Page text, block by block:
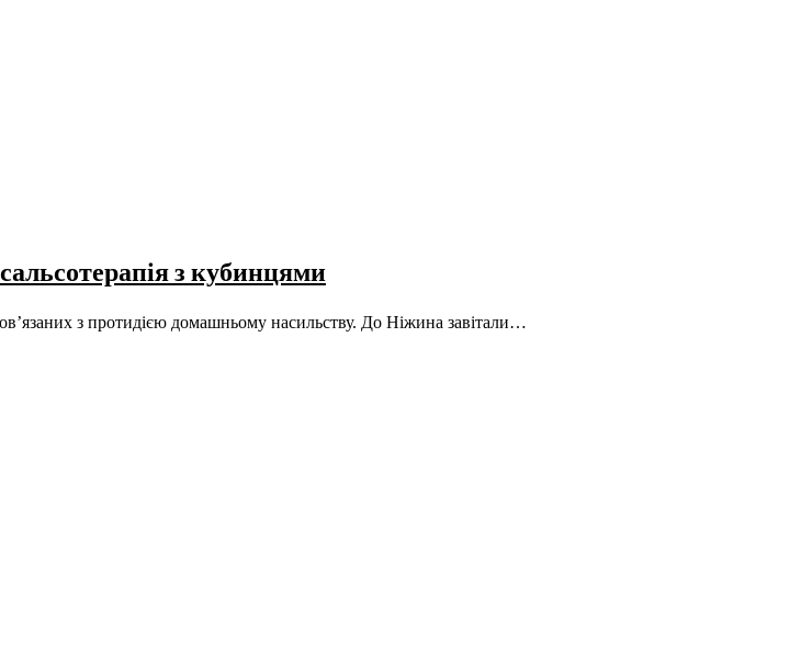
з кубинцями
з протидією домашньому насильству. До Ніжина завітали…